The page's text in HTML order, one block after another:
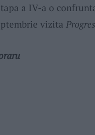
a IV-a o
vizita